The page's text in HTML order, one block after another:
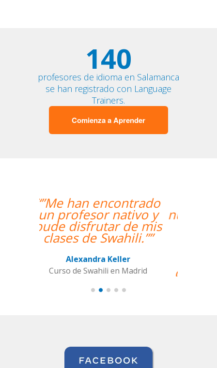
140
profesores de idioma en Salamanca
se han registrado con Language
Trainers.
Comienza a Aprender
“”Hemos realizado
nuestra primera clase y
estamos muy
contentos. Nuestra
mujer encantadora,
que nos ha dado una
clase muy dinámica y
entretenida.””